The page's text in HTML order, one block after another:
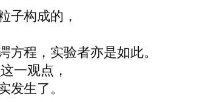
子构成的，
程，实验者亦是如此。
一观点，
生了。